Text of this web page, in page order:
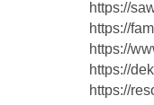
https://
https://
https://
https://
https://